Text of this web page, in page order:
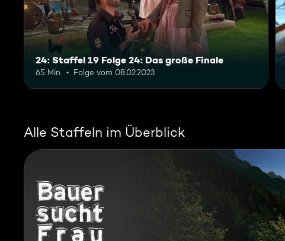
24: Staffel 19 Folge 24: Das große Finale
65 Min. Folge vom 08.02.2023
Alle Staffeln im Überblick
Bauer sucht Frau